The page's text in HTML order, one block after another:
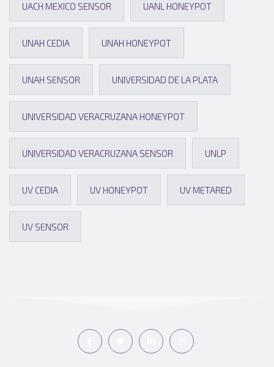
UACH MEXICO SENSOR UANL HONEYPOT
UNAH CEDIA UNAH HONEYPOT
UNAH SENSOR UNIVERSIDAD DE LA PLATA
UNIVERSIDAD VERACRUZANA HONEYPOT
UNIVERSIDAD VERACRUZANA SENSOR UNLP
UV CEDIA UV HONEYPOT UV METARED
UV SENSOR